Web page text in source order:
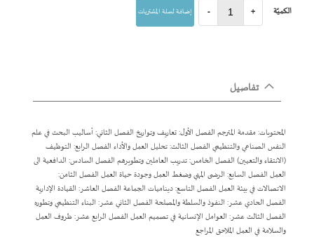
الكميّة - + إضافة لسلة المشتريات
تفاصيل
المحتويات: مقدمة المترجم الفصل الأول: تعاريف وتواريخ الفصل الثاني: أساليب البحث في علم
النفس الصناعي والتنظيمي الفصل الثالث: تحليل العمل والأداء الفصل الرابع: التوظيف
(الانتقاء والتعيين) الفصل الخامس: تدريب العاملين وتطويرهم الفصل السادس: الدافعية الى
العمل الفصل السابع: الرضى المهني وضغط العمل وجودة حياة العمل الفصل الثامن:
الاتصالات في بيئة العمل الفصل التاسع: ديناميات الجماعة الفصل العاشر: القيادة الإدارية
الفصل الحادي عشر: النفوذ والسلطة والمصلحة الفصل الثاني عشر: البناء التنظيمي وتطوره
الفصل الثالث عشر: العوامل الإنسانية في تصميم العمل الفصل الرابع عشر: ظروف العمل
والسلامة في العمل الملاحق المراجع